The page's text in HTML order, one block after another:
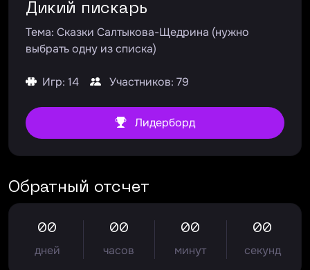
Дикий пискарь
Тема: Сказки Салтыкова-Щедрина (нужно
выбрать одну из списка)
Игр: 14 Участников: 79
Лидерборд
Обратный отсчет
00
дней
00
часов
00
минут
00
секунд